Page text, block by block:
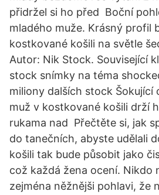
přidržel si ho před Boční
mladého muže. Krásný profil
kostkované košili na světle
Autor: Nik Stock. Související
stock snímky na téma
miliony dalších stock Šokující
muž v kostkované košili drží
rukama nad Přečtěte si, jak
do tanečních, abyste udělali
košili tak bude působit jako
což každá žena ocení. Nikdo
zejména něžnějši pohlavi, že